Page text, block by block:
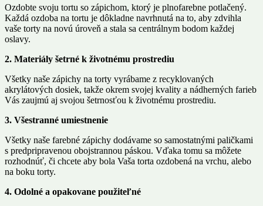
Ozdobte svoju tortu so zápichom, ktorý je plnofarebne potlačený.
Každá ozdoba na tortu je dôkladne navrhnutá na to, aby zdvihla
vaše torty na novú úroveň a stala sa centrálnym bodom každej
oslavy.
2. Materiály šetrné k životnému prostrediu
Všetky naše zápichy na torty vyrábame z recyklovaných
akrylátových dosiek, takže okrem svojej kvality a nádherných farieb
Vás zaujmú aj svojou šetrnosťou k životnému prostrediu.
3. Všestranné umiestnenie
Všetky naše farebné zápichy dodávame so samostatnými paličkami
s predpripravenou obojstrannou páskou. Vďaka tomu sa môžete
rozhodnúť, či chcete aby bola Vaša torta ozdobená na vrchu, alebo
na boku torty.
4. Odolné a opakovane použiteľné